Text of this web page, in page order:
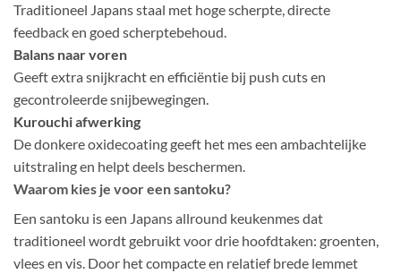
Traditioneel Japans staal met hoge scherpte, directe
feedback en goed scherptebehoud.
Balans naar voren
Geeft extra snijkracht en efficiëntie bij push cuts en
gecontroleerde snijbewegingen.
Kurouchi afwerking
De donkere oxidecoating geeft het mes een ambachtelijke
uitstraling en helpt deels beschermen.
Waarom kies je voor een santoku?
Een santoku is een Japans allround keukenmes dat
traditioneel wordt gebruikt voor drie hoofdtaken: groenten,
vlees en vis. Door het compacte en relatief brede lemmet